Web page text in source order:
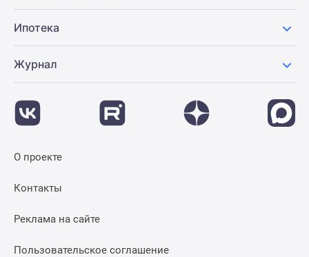
Ипотека
Журнал
О проекте
Контакты
Реклама на сайте
Пользовательское соглашение